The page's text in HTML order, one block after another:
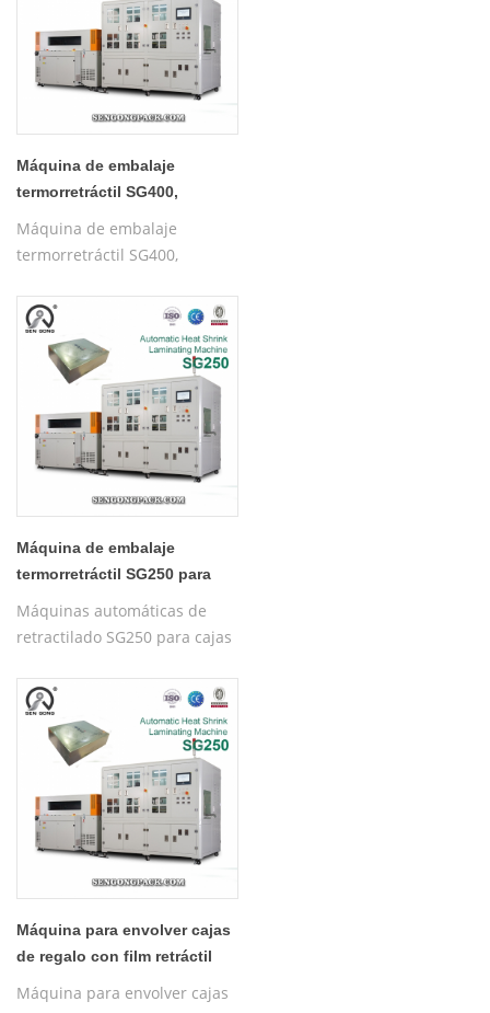
Máquina de embalaje
termorretráctil SG400,
Máquina de embalaje
termorretráctil SG400,
de cajas, máquina de
envoltura retráctil
Máquina de embalaje
termorretráctil SG250 para
Máquinas automáticas de
retractilado SG250 para cajas
Máquina de embalaje
automática.
Máquina para envolver cajas
de regalo con film retráctil
POF SG250
Máquina para envolver cajas